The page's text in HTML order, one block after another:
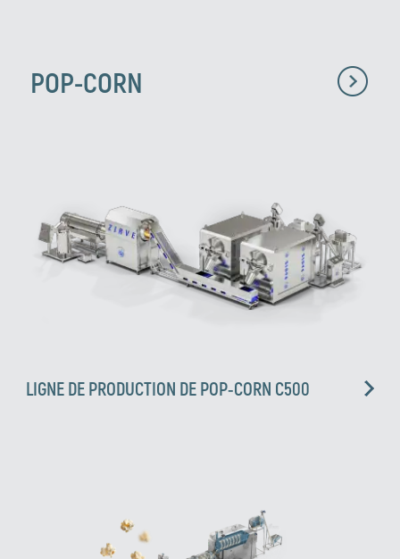
POP-CORN
LIGNE DE PRODUCTION DE POP-CORN C500